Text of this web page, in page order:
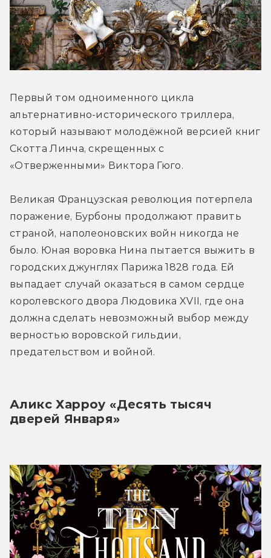
Первый том одноименного цикла
альтернативно-исторического триллера,
который называют молодёжной версией книг
Скотта Линча, скрещенных с
«Отверженными» Виктора Гюго.
Великая Французская революция потерпела
поражение, Бурбоны продолжают править
страной, наполеоновских войн никогда не
было. Юная воровка Нина пытается выжить в
городских джунглях Парижа 1828 года. Ей
выпадает случай оказаться в самом сердце
королевского двора Людовика XVII, где она
должна сделать невозможный выбор между
верностью воровской гильдии,
предательством и войной.
Аликс Харроу «Десять тысяч
дверей Января»